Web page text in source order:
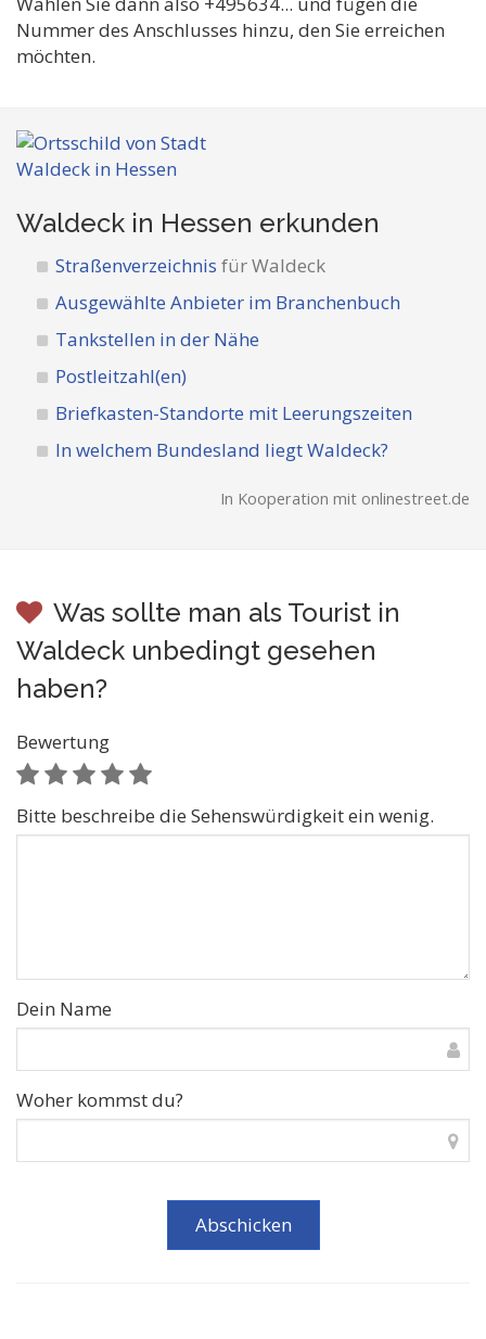
Nummer des Anschlusses hinzu, den Sie erreichen
möchten.
Waldeck in Hessen erkunden
Straßenverzeichnis für Waldeck
Ausgewählte Anbieter im Branchenbuch
Tankstellen in der Nähe
Postleitzahl(en)
Briefkasten-Standorte mit Leerungszeiten
In welchem Bundesland liegt Waldeck?
In Kooperation mit onlinestreet.de
Was sollte man als Tourist in
Waldeck unbedingt gesehen
haben?
Bewertung
Bitte beschreibe die Sehenswürdigkeit ein wenig.
Dein Name
Woher kommst du?